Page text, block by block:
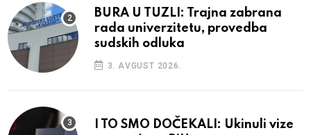
BURA U TUZLI: Trajna zabrana
rada univerzitetu, provedba
sudskih odluka
3. AVGUST 2026.
I TO SMO DOČEKALI: Ukinuli vize